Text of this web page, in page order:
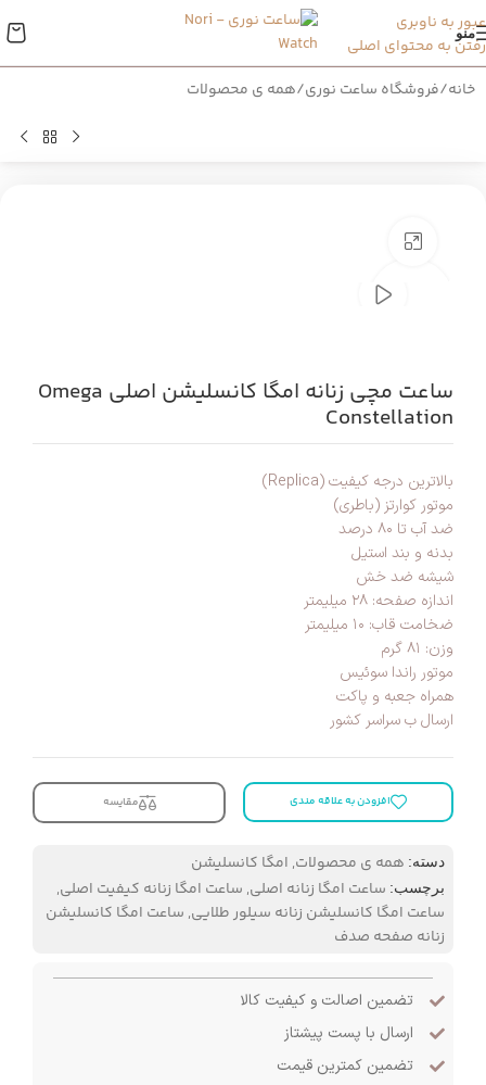
عبور به ناوبری
رفتن به محتوای اصلی
منو
خانه/فروشگاه ساعت نوری/همه ی محصولات
ساعت مچی زنانه امگا کانسلیشن اصلی Omega
Constellation
بالاترین درجه کیفیت (Replica)
موتور کوارتز (باطری)
ضد آب تا ۸۰ درصد
بدنه و بند استیل
شیشه ضد خش
اندازه صفحه: ۲۸ میلیمتر
ضخامت قاب: ۱۰ میلیمتر
وزن: ۸۱ گرم
موتور راندا سوئیس
همراه جعبه و پاکت
ارسال ب سراسر کشور
افزودن به علاقه مندی مقایسه
دسته: همه ی محصولات, امگا کانسلیشن
برچسب: ساعت امگا زنانه اصلی, ساعت امگا زنانه کیفیت اصلی,
ساعت امگا کانسلیشن زنانه سیلور طلایی, ساعت امگا کانسلیشن
زنانه صفحه صدف
تضمین اصالت و کیفیت کالا
ارسال با پست پیشتاز
تضمین کمترین قیمت